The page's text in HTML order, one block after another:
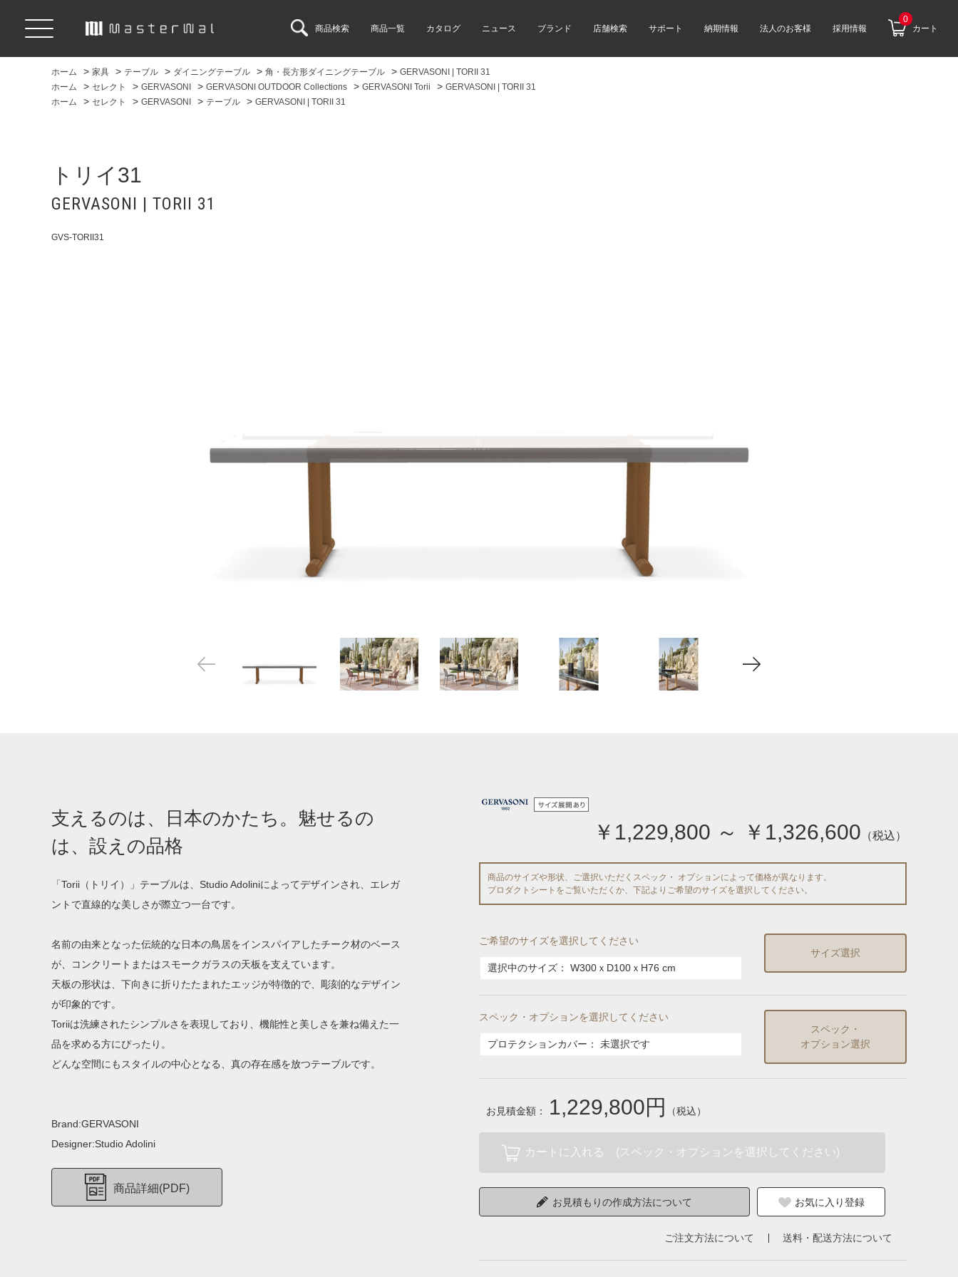
商品検索 商品一覧 カタログ ニュース ブランド 店舗検索 サポート 納期情報 法人のお客様 採用情報
0
カート
ホーム > 家具 > テーブル > ダイニングテーブル > 角・長方形ダイニングテーブル > GERVASONI | TORII 31
ホーム
> セレクト > GERVASONI > GERVASONI OUTDOOR Collections > GERVASONI Torii > GERVASONI | TORII 31
ホーム
> セレクト > GERVASONI > テーブル > GERVASONI | TORII 31
トリイ31
GERVASONI | TORII 31
GVS-TORII31
支えるのは、日本のかたち。魅せるの
は、設えの品格
「Torii（トリイ）」テーブルは、Studio Adoliniによってデザインされ、エレガ
ントで直線的な美しさが際立つ一台です。
名前の由来となった伝統的な日本の鳥居をインスパイアしたチーク材のベース
が、コンクリートまたはスモークガラスの天板を支えています。
天板の形状は、下向きに折りたたまれたエッジが特徴的で、彫刻的なデザイン
が印象的です。
Toriiは洗練されたシンプルさを表現しており、機能性と美しさを兼ね備えた一
品を求める方にぴったり。
どんな空間にもスタイルの中心となる、真の存在感を放つテーブルです。
Brand:GERVASONI
Designer:Studio Adolini
商品詳細(PDF)
￥1,229,800 ～ ￥1,326,600 （税込）
商品のサイズや形状、ご選択いただくスペック・ オプションによって価格が異なります。
プロダクトシートをご覧いただくか、下記よりご希望のサイズを選択してください。
ご希望のサイズを選択してください
選択中のサイズ： W300ｘD100ｘH76 cm
サイズ選択
スペック・オプションを選択してください
プロテクションカバー ： 未選択です
スペック・
オプション選択
お見積金額： 1,229,800円 （税込）
カートに入れる (スペック・オプションを選択してください)
お見積もりの作成方法について お気に入り登録
ご注文方法について 送料・配送方法について